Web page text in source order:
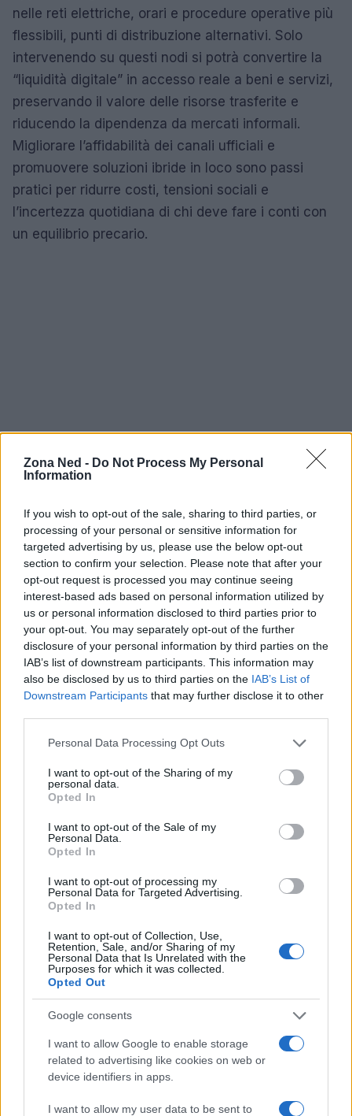
Zona Ned - Do Not Process My Personal
Information
If you wish to opt-out of the sale, sharing to third parties, or
processing of your personal or sensitive information for
targeted advertising by us, please use the below opt-out
section to confirm your selection. Please note that after your
opt-out request is processed you may continue seeing
interest-based ads based on personal information utilized by
us or personal information disclosed to third parties prior to
your opt-out. You may separately opt-out of the further
disclosure of your personal information by third parties on the
IAB’s list of downstream participants. This information may
also be disclosed by us to third parties on the IAB’s List of
Downstream Participants that may further disclose it to other
Please note that this website/app uses one or more Google
not limited to your visit or usage behaviour. You may click to
grant or deny consent to Google and its third-party tags to
use your data for below specified purposes in below Google
consent section.
Personal Data Processing Opt Outs
I want to opt-out of the Sharing of my
personal data.
Opted In
I want to opt-out of the Sale of my
Personal Data.
Opted In
I want to opt-out of processing my
Personal Data for Targeted Advertising.
Opted In
I want to opt-out of Collection, Use,
Retention, Sale, and/or Sharing of my
Personal Data that Is Unrelated with the
Purposes for which it was collected.
Opted Out
Google consents
I want to allow Google to enable storage
related to advertising like cookies on web or
device identifiers in apps.
I want to allow my user data to be sent to
nelle reti elettriche, orari e procedure operative più
flessibili, punti di distribuzione alternativi. Solo
intervenendo su questi nodi si potrà convertire la
“liquidità digitale” in accesso reale a beni e servizi,
preservando il valore delle risorse trasferite e
riducendo la dipendenza da mercati informali.
Migliorare l’affidabilità dei canali ufficiali e
promuovere soluzioni ibride in loco sono passi
pratici per ridurre costi, tensioni sociali e
l’incertezza quotidiana di chi deve fare i conti con
un equilibrio precario.
AUTORE
Staff
Continua a leggere